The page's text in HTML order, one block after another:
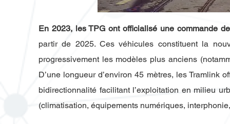
En 2023, les TPG ont officialisé une commande
partir de 2025. Ces véhicules constituent la
progressivement les modèles plus anciens
D’une longueur d’environ 45 mètres, les Tramlink
bidirectionnalité facilitant l’exploitation en milieu
(climatisation, équipements numériques,